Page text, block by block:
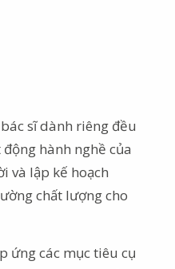
sĩ dành riêng đều
hành nghề của
và lập kế hoạch
chất lượng cho
ứng các mục tiêu cụ